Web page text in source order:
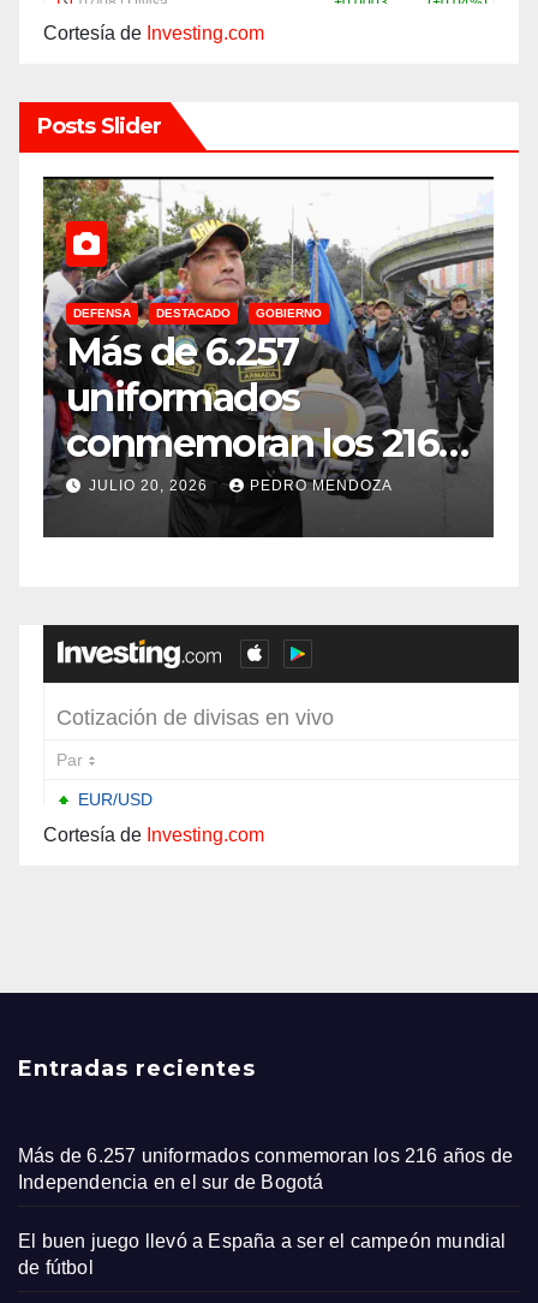
Cortesía de Investing.com
Posts Slider
DEFENSA DESTACADO GOBIERNO
Más de 6.257
uniformados
conmemoran los 216
años de
Independencia en el
JULIO 20, 2026 PEDRO MENDOZA
Cortesía de Investing.com
Entradas recientes
Más de 6.257 uniformados conmemoran los 216 años de
Independencia en el sur de Bogotá
El buen juego llevó a España a ser el campeón mundial
de fútbol